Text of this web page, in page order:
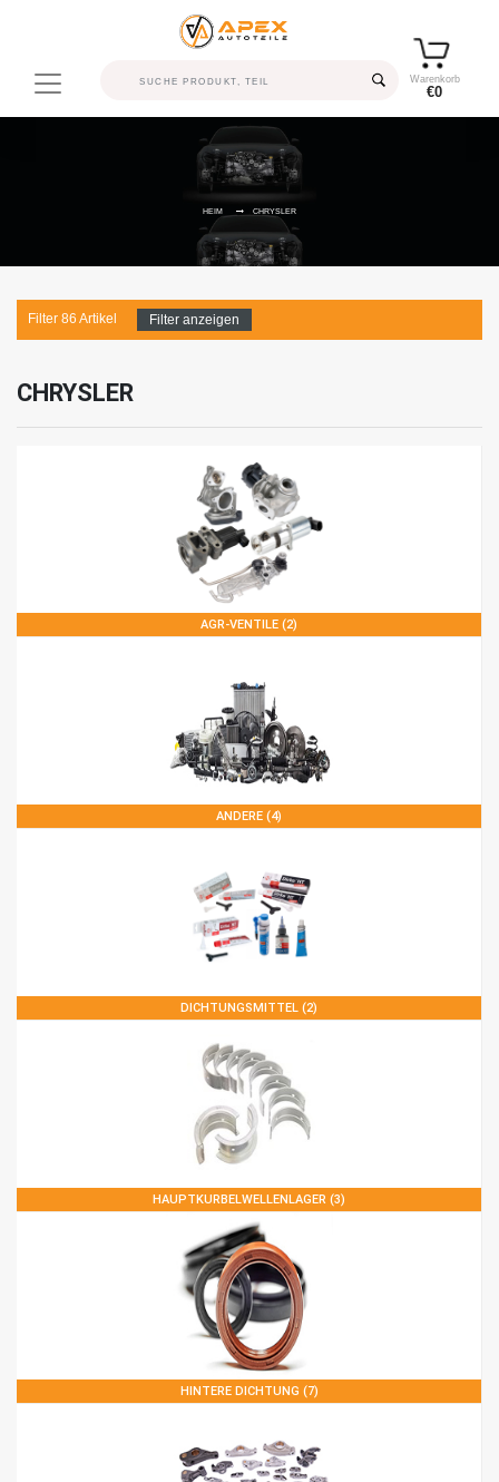
Warenkorb
€0
HEIM CHRYSLER
Filter 86 Artikel Filter anzeigen
CHRYSLER
AGR-VENTILE (2)
ANDERE (4)
DICHTUNGSMITTEL (2)
HAUPTKURBELWELLENLAGER (3)
HINTERE DICHTUNG (7)